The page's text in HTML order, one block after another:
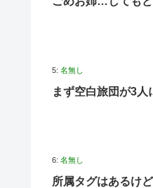
5: 名無し
まず空白旅団が3
6: 名無し
所属タグはあるけ